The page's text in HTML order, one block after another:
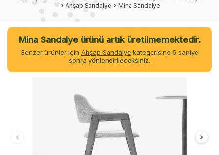
Ahşap Sandalye
Mina Sandalye
Mina Sandalye ürünü artık üretilmemektedir.
Benzer ürünler için Ahşap Sandalye kategorisine 5 saniye
sonra yönlendirileceksiniz.